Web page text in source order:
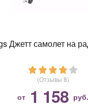
Джетт самолет на
(Отзывы 8)
от 1 158 руб.